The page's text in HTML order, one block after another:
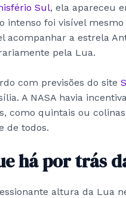
Sul, ela apareceu
intenso foi visível
acompanhar a estrela
pela Lua.
com previsões do site
A NASA havia
como quintais ou
de todos.
há por trás
altura da Lua